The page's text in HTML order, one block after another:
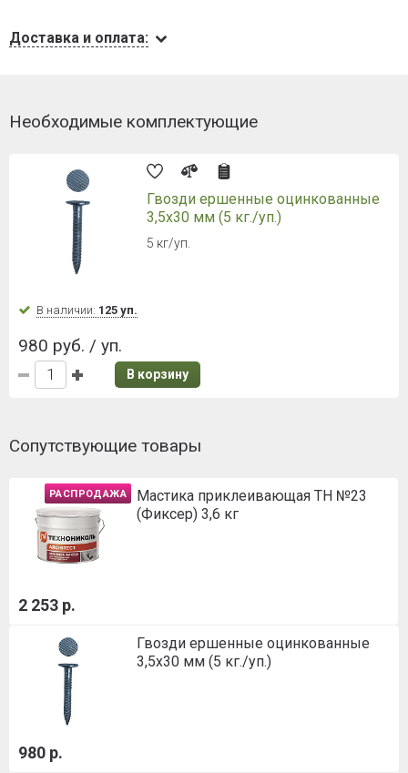
Доставка и оплата:
Необходимые комплектующие
Гвозди ершенные оцинкованные
3,5х30 мм (5 кг./уп.)
5 кг/уп.
В наличии: 125 уп.
980 руб. / уп.
В корзину
Сопутствующие товары
РАСПРОДАЖА
Мастика приклеивающая ТН №23
(Фиксер) 3,6 кг
2 253 р.
Гвозди ершенные оцинкованные
3,5х30 мм (5 кг./уп.)
980 р.